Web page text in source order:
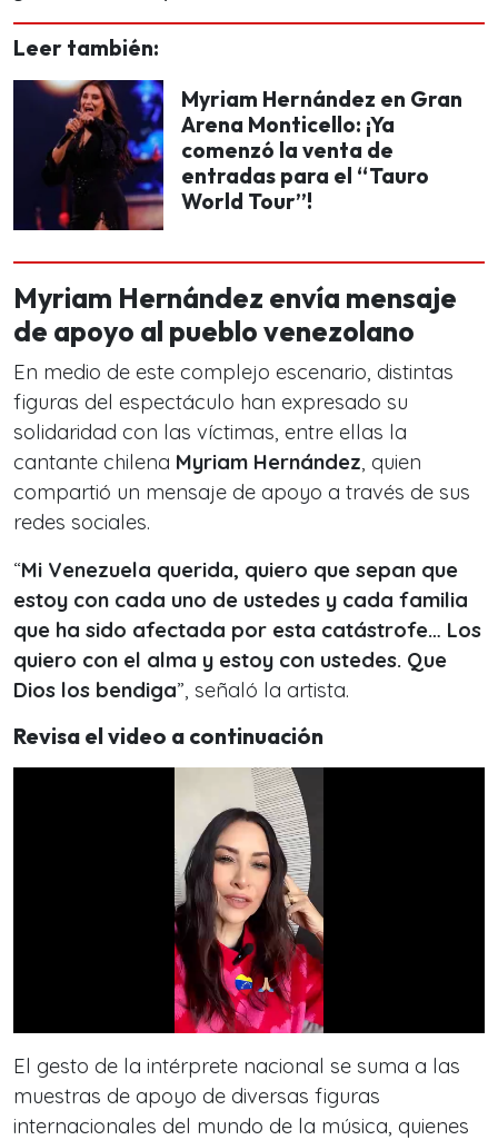
Leer también:
Myriam Hernández en Gran
Arena Monticello: ¡Ya
comenzó la venta de
entradas para el “Tauro
World Tour”!
Myriam Hernández envía mensaje
de apoyo al pueblo venezolano
En medio de este complejo escenario, distintas
figuras del espectáculo han expresado su
solidaridad con las víctimas, entre ellas la
cantante chilena Myriam Hernández, quien
compartió un mensaje de apoyo a través de sus
redes sociales.
“Mi Venezuela querida, quiero que sepan que
estoy con cada uno de ustedes y cada familia
que ha sido afectada por esta catástrofe… Los
quiero con el alma y estoy con ustedes. Que
Dios los bendiga”, señaló la artista.
Revisa el video a continuación
El gesto de la intérprete nacional se suma a las
muestras de apoyo de diversas figuras
internacionales del mundo de la música, quienes